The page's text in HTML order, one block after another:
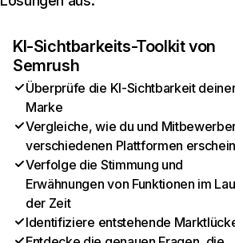
KI-Sichtbarkeits-Toolkit von
Semrush
Überprüfe die KI-Sichtbarkeit
Marke
Vergleiche, wie du und
verschiedenen Plattformen
Verfolge die Stimmung und
Erwähnungen von Funktionen im
der Zeit
Identifiziere entstehende